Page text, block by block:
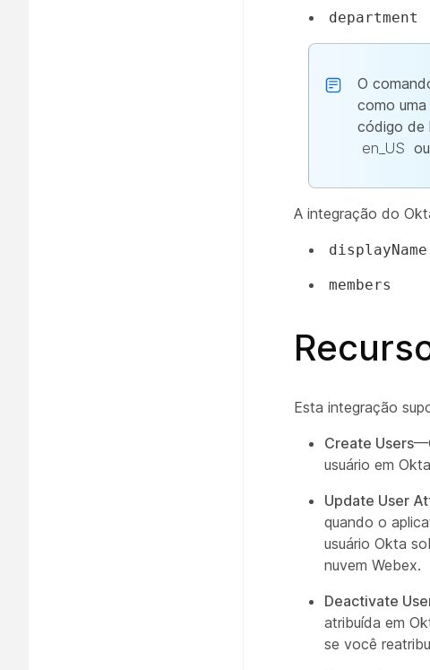
department
O
como
código de
en_US ou
A integração do
displayName
members
Esta integração
Create Users
usuário em
Update User
quando o
usuário Okta
nuvem Webex.
Deactivate
atribuída em
se você